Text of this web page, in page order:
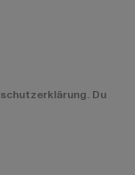
Du